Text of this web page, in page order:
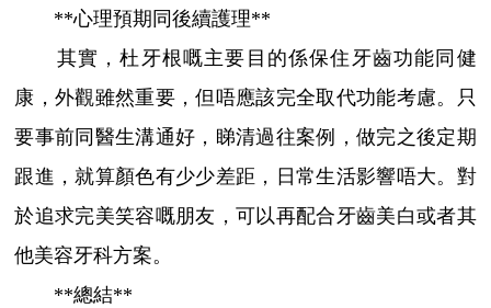
**心理預期同後續護理**
其實，杜牙根嘅主要目的係保住牙齒功能同健
康，外觀雖然重要，但唔應該完全取代功能考慮。只
要事前同醫生溝通好，睇清過往案例，做完之後定期
跟進，就算顏色有少少差距，日常生活影響唔大。對
於追求完美笑容嘅朋友，可以再配合牙齒美白或者其
他美容牙科方案。
**總結**